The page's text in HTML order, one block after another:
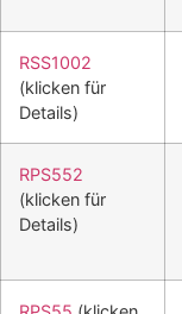
RSS1002
(klicken für
Details)
RPS552
(klicken für
Details)